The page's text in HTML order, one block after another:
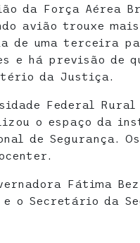
da Força Aérea
avião trouxe
de uma terceira
e há previsão de
da Justiça.
Federal Rural
o espaço da
de Segurança.
Fátima
e o Secretário da